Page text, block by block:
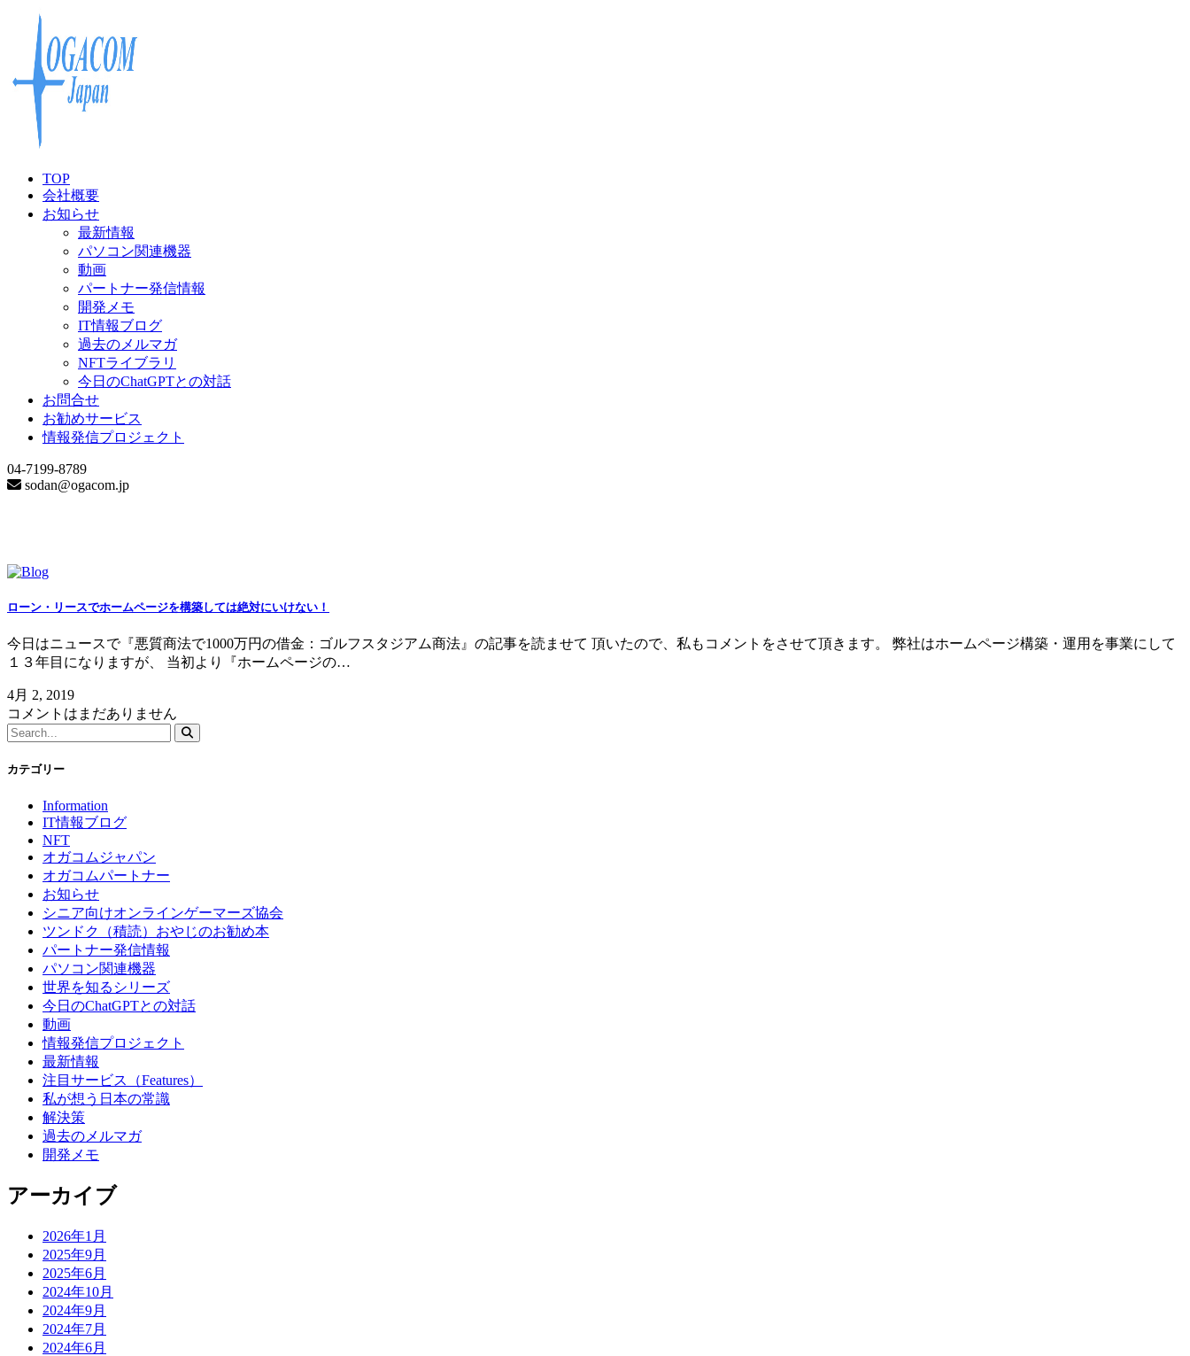
TOP
会社概要
お知らせ
最新情報
パソコン関連機器
動画
パートナー発信情報
開発メモ
IT情報ブログ
過去のメルマガ
NFTライブラリ
今日のChatGPTとの対話
お問合せ
お勧めサービス
情報発信プロジェクト
04-7199-8789
sodan@ogacom.jp
ローン・リースでホームページを構築しては絶対にいけない！
今日はニュースで『悪質商法で1000万円の借金：ゴルフスタジアム商法』の記事を読ませて 頂いたので、私もコメントをさせて頂きます。 弊社はホームページ構築・運用を事業にして
１３年目になりますが、 当初より『ホームページの…
4月 2, 2019
コメントはまだありません
カテゴリー
Information
IT情報ブログ
NFT
オガコムジャパン
オガコムパートナー
お知らせ
シニア向けオンラインゲーマーズ協会
ツンドク（積読）おやじのお勧め本
パートナー発信情報
パソコン関連機器
世界を知るシリーズ
今日のChatGPTとの対話
動画
情報発信プロジェクト
最新情報
注目サービス（Features）
私が想う日本の常識
解決策
過去のメルマガ
開発メモ
アーカイブ
2026年1月
2025年9月
2025年6月
2024年10月
2024年9月
2024年7月
2024年6月